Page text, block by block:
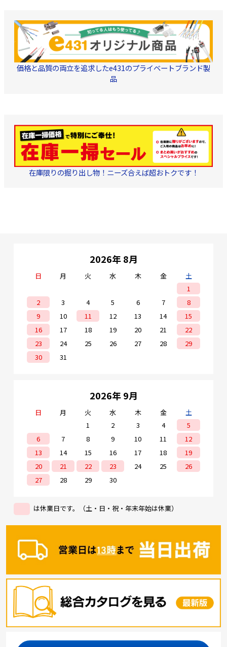
ありません) 仕様 ・研磨
面 SPC ・減衰量 0.5dB以
下 ・反射減衰量 40dB以
ケーブルホルダー1個(ケ
ーブルが動かない様に固
定する為のパーツ) ケー
った後、ケーブルを拭取
る為の布) ■■■■ ご注
意 ■■■■ ・同商品の組
立加工に際して、別途ホ
ルダー工具が必要となり
ます。→こちらから 現
場組立型 SCコネクタ 専
価格と品質の両立を追求したe431のプライベートブランド製
品
在庫限りの掘り出し物！ニーズ合えば超おトクです！
2026年 8月
日 月 火 水 木 金
土
1
2
3 4 5 6 7
8
9
10 11 12 13 14
15
16
17 18 19 20 21
22
23
24 25 26 27 28
29
30
31
2026年 9月
日 月 火 水 木 金
土
1
2 3 4
5
6
7 8 9 10 11
12
13
14 15 16 17 18
19
20
21 22 23 24 25
26
27
28 29 30
は休業日です。（土・日・祝・年末年始は休業）